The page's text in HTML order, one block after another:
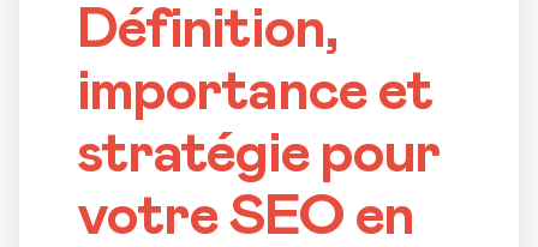
Définition,
importance et
stratégie pour
votre SEO en